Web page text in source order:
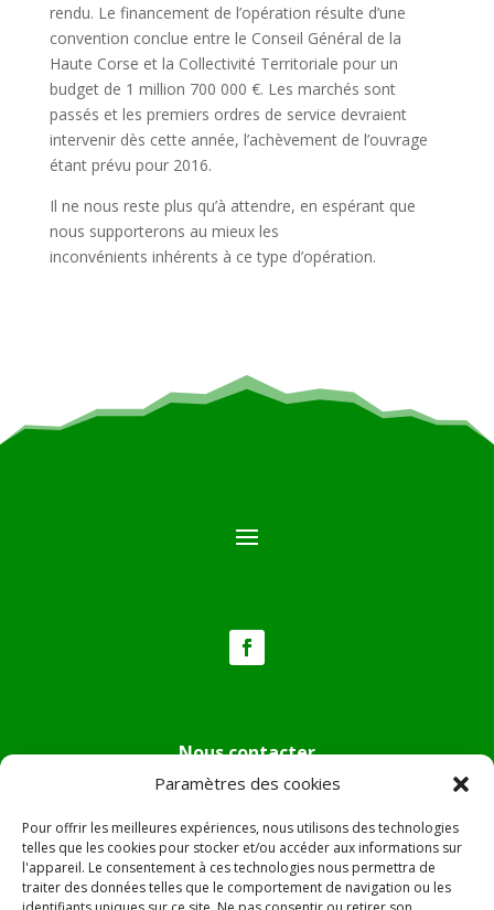
Paramètres des cookies
Pour offrir les meilleures expériences, nous utilisons des technologies
telles que les cookies pour stocker et/ou accéder aux informations sur
l'appareil. Le consentement à ces technologies nous permettra de
traiter des données telles que le comportement de navigation ou les
rendu. Le financement de l’opération résulte d’une
convention conclue entre le Conseil Général de la
Haute Corse et la Collectivité Territoriale pour un
budget de 1 million 700 000 €. Les marchés sont
passés et les premiers ordres de service devraient
intervenir dès cette année, l’achèvement de l’ouvrage
étant prévu pour 2016.
Il ne nous reste plus qu’à attendre, en espérant que
nous supporterons au mieux les
inconvénients inhérents à ce type d’opération.
Nous contacter
Tél :04.95.36.24.02
Mail:
mairie.pietradiverde@wanadoo.fr
Adresse :Hôtel de ville de Pietra di Verde
Le village
20230 Pietra di Verde